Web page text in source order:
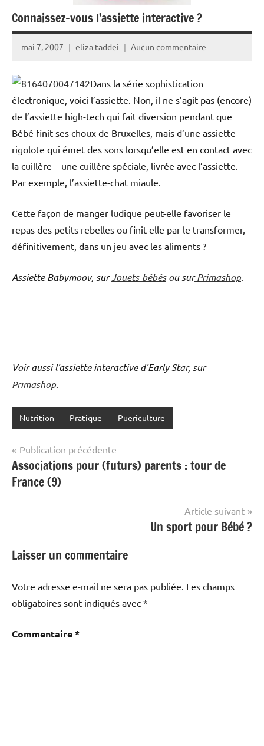
Connaissez-vous l’assiette interactive ?
mai 7, 2007 eliza taddei Aucun commentaire
Dans la série sophistication
électronique, voici l’assiette. Non, il ne s’agit pas (encore)
de l’assiette high-tech qui fait diversion pendant que
Bébé finit ses choux de Bruxelles, mais d’une assiette
rigolote qui émet des sons lorsqu’elle est en contact avec
la cuillère – une cuillère spéciale, livrée avec l’assiette.
Par exemple, l’assiette-chat miaule.
Cette façon de manger ludique peut-elle favoriser le
repas des petits rebelles ou finit-elle par le transformer,
définitivement, dans un jeu avec les aliments ?
Assiette Babymoov, surJouets-bébésou surPrimashop
Voir aussi l’assiette interactive d’Early Star, sur
Primashop
Nutrition Pratique Puericulture
Navigation
de
l’article
Publication précédente
Associations pour (futurs) parents : tour de
France (9)
Article suivant
Un sport pour Bébé ?
Laisser un commentaire
Votre adresse e-mail ne sera pas publiée. Les champs
obligatoires sont indiqués avec *
Commentaire*